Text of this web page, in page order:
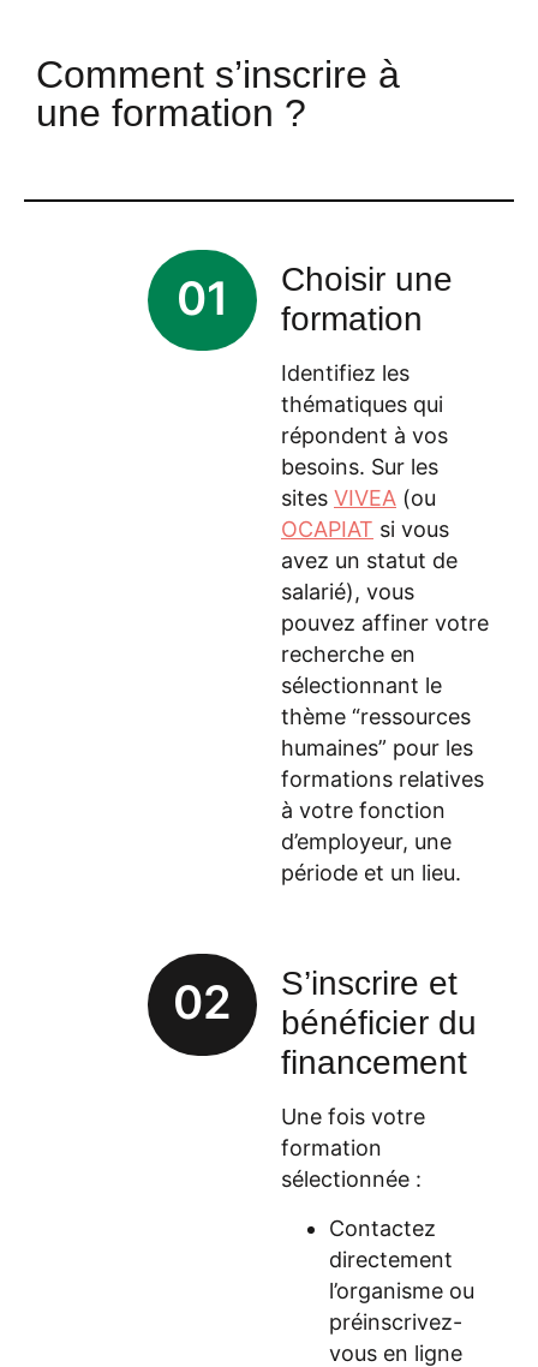
Comment s’inscrire à
une formation ?
01
Choisir une
formation
Identifiez les
thématiques qui
répondent à vos
besoins. Sur les
sites VIVEA (ou
OCAPIAT si vous
avez un statut de
salarié), vous
pouvez affiner votre
recherche en
sélectionnant le
thème “ressources
humaines” pour les
formations relatives
à votre fonction
d’employeur, une
période et un lieu.
02
S’inscrire et
bénéficier du
financement
Une fois votre
formation
sélectionnée :
Contactez
directement
l’organisme ou
préinscrivez-
vous en ligne